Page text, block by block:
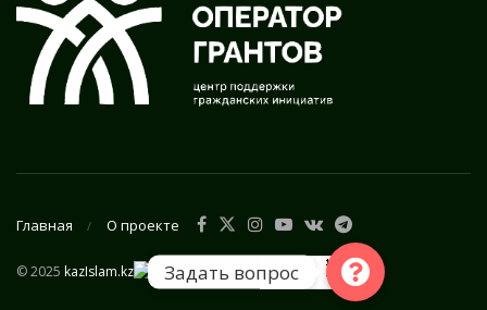
Главная О проекте
© 2025 kazIslam.kz Задать вопрос